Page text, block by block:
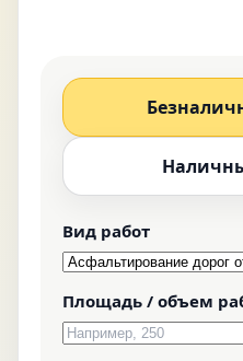
Вид работ
Площадь / объем